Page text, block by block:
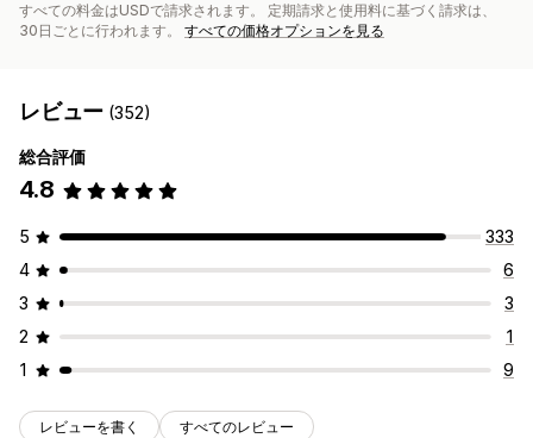
すべての料金はUSDで請求されます。 定期請求と使用料に基づく請求は、
30日ごとに行われます。 すべての価格オプションを見る
レビュー (352)
総合評価
4.8
5
333
4
6
3
3
2
1
1
9
レビューを書く すべてのレビュー